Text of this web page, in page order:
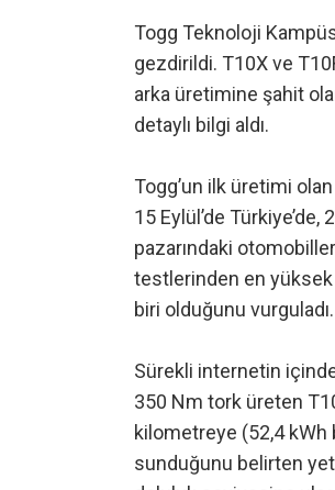
Togg Teknoloji
gezdirildi. T10X ve
arka üretimine şahit
detaylı bilgi aldı.
Togg’un ilk üretimi olan
15 Eylül’de Türkiye’de,
pazarındaki
testlerinden en yüksek
biri olduğunu vurguladı.
Sürekli internetin
350 Nm tork üreten
kilometreye (52,4
sunduğunu belirten